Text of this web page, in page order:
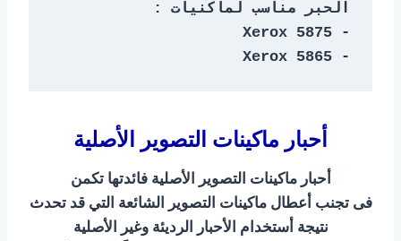
- Xerox 5865
أحبار ماكينات التصوير الأصلية
أحبار ماكينات التصوير الأصلية فائدتها تكمن
فى تجنب أعطال ماكينات التصوير الشائعة التي قد تحدث
نتيجة أستخدام الأحبار الرديئة وغير الأصلية